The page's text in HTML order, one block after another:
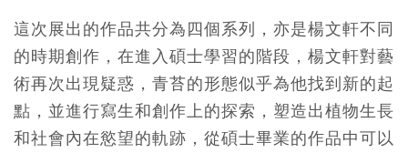
這次展出的作品共分為四個系列，亦是楊文軒不同
的時期創作，在進入碩士學習的階段，楊文軒對藝
術再次出現疑惑，青苔的形態似乎為他找到新的起
點，並進行寫生和創作上的探索，塑造出植物生長
和社會內在慾望的軌跡，從碩士畢業的作品中可以